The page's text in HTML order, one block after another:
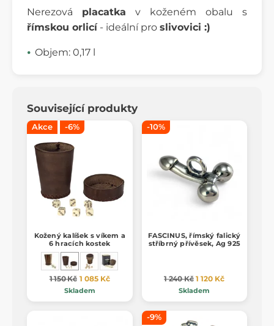
Nerezová placatka v koženém obalu s
římskou orlicí- ideální pro slivovici :)
Objem: 0,17 l
Související produkty
Akce -6%
Kožený kalíšek s víkem a
6 hracích kostek
1 150 Kč 1 085 Kč
Skladem
-10%
FASCINUS, římský falický
stříbrný přívěsek, Ag 925
1 240 Kč 1 120 Kč
Skladem
-9%